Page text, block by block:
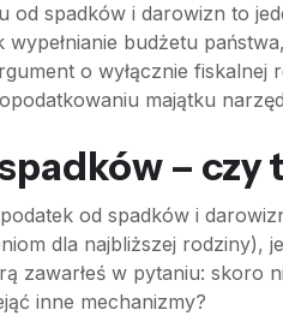
od spadków i darowizn to
wypełnianie budżetu
o wyłącznie
majątku
– czy
od spadków i
dla najbliższej rodziny),
zawarłeś w pytaniu: skoro
inne mechanizmy?